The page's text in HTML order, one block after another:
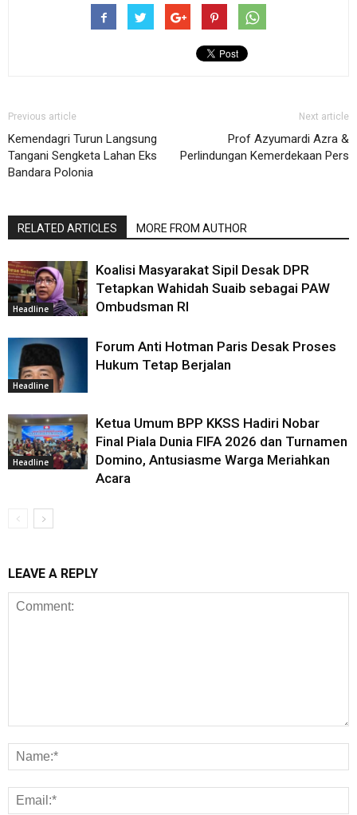
Previous article
Kemendagri Turun Langsung
Tangani Sengketa Lahan Eks
Bandara Polonia
Next article
Prof Azyumardi Azra &
Perlindungan Kemerdekaan Pers
RELATED ARTICLES MORE FROM AUTHOR
Headline
Koalisi Masyarakat Sipil Desak DPR
Tetapkan Wahidah Suaib sebagai PAW
Ombudsman RI
Headline
Forum Anti Hotman Paris Desak Proses
Hukum Tetap Berjalan
Headline
Ketua Umum BPP KKSS Hadiri Nobar
Final Piala Dunia FIFA 2026 dan Turnamen
Domino, Antusiasme Warga Meriahkan
Acara
LEAVE A REPLY